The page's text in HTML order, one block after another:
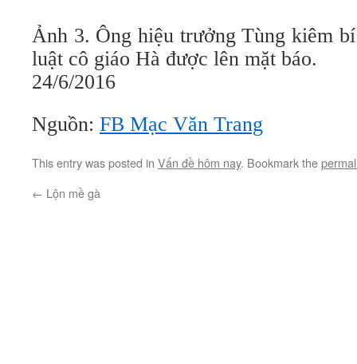
Ảnh 3. Ông hiệu trưởng Tùng kiêm
luật cô giáo Hà được lên mặt báo.
24/6/2016
Nguồn: FB Mạc Văn Trang
This entry was posted in Vấn đề hôm nay. Bookmark the
← Lộn mề gà